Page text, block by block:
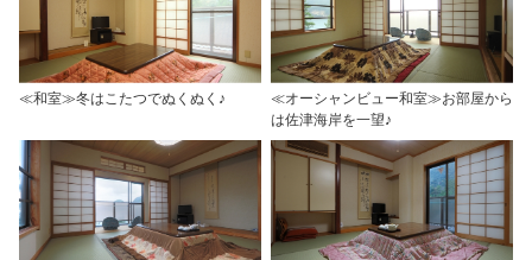
≪和室≫冬はこたつでぬくぬく♪
≪オーシャンビュー和室≫お部屋から
は佐津海岸を一望♪